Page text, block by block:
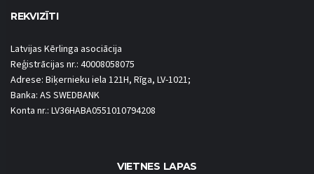
REKVIZĪTI
Latvijas Kērlinga asociācija
Reģistrācijas nr.: 40008058075
Adrese: Biķernieku iela 121H, Rīga, LV-1021;
Banka: AS SWEDBANK
Konta nr.: LV36HABA0551010794208
VIETNES LAPAS